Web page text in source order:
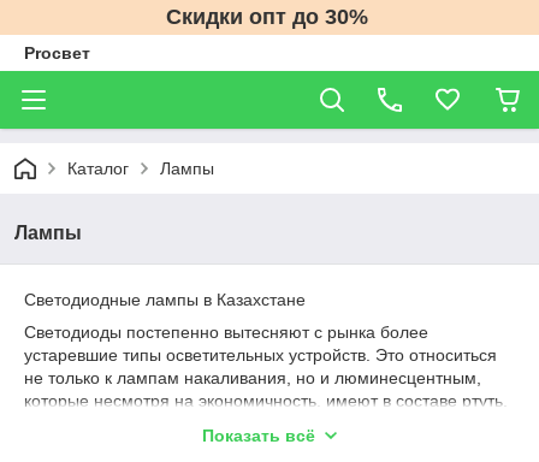
Скидки опт до 30%
Proсвет
Каталог Лампы
Лампы
Светодиодные лампы в Казахстане
Светодиоды постепенно вытесняют с рынка более
устаревшие типы осветительных устройств. Это относиться
не только к лампам накаливания, но и люминесцентным,
которые несмотря на экономичность, имеют в составе ртуть.
отличается от других видов освещения. Здесь нужно
Показать всё